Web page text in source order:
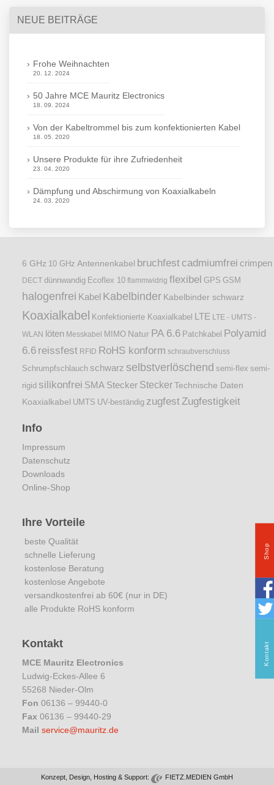
NEUE BEITRÄGE
Frohe Weihnachten
20. 12. 2024
50 Jahre MCE Mauritz Electronics
18. 09. 2024
Von der Kabeltrommel bis zum konfektionierten Kabel
18. 05. 2020
Unsere Produkte für ihre Zufriedenheit
23. 04. 2020
Dämpfung und Abschirmung von Koaxialkabeln
24. 03. 2020
6 GHz 10 GHz Antennenkabel bruchfest cadmiumfrei crimpen
DECT dünnwandig Ecoflex 10 flammwidrig flexibel GPS GSM
halogenfrei Kabel Kabelbinder Kabelbinder schwarz
Koaxialkabel Konfektionierte Koaxialkabel LTE LTE - UMTS -
WLAN
löten Messkabel MIMO Natur PA 6.6 Patchkabel Polyamid
6.6 reissfest RFID RoHS konform schraubverschluss
Schrumpfschlauch schwarz selbstverlöschend semi-flex semi-
rigid silikonfrei SMA Stecker Stecker Technische Daten
Koaxialkabel UMTS UV-beständig zugfestZugfestigkeit
Info
Impressum
Datenschutz
Downloads
Online-Shop
Ihre Vorteile
beste Qualität
schnelle Lieferung
kostenlose Beratung
kostenlose Angebote
versandkostenfrei ab 60€ (nur in DE)
alle Produkte RoHS konform
Kontakt
MCE Mauritz Electronics
Ludwig-Eckes-Allee 6
55268 Nieder-Olm
Fon 06136 – 99440-0
Fax 06136 – 99440-29
Mail service@mauritz.de
Konzept, Design, Hosting & Support: FIETZ.MEDIEN GmbH
Shop
Kontakt